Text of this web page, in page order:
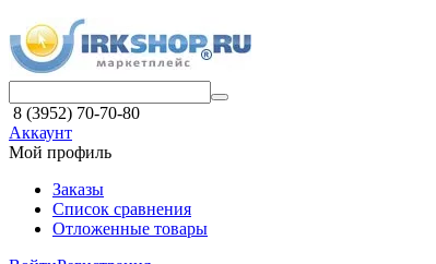
8 (3952) 70-70-80
Аккаунт
Мой профиль
Заказы
Список сравнения
Отложенные товары